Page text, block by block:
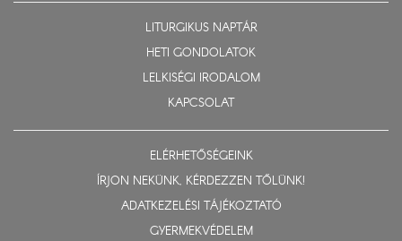
LITURGIKUS NAPTÁR
HETI GONDOLATOK
LELKISÉGI IRODALOM
KAPCSOLAT
ELÉRHETŐSÉGEINK
ÍRJON NEKÜNK, KÉRDEZZEN TŐLÜNK!
ADATKEZELÉSI TÁJÉKOZTATÓ
GYERMEKVÉDELEM